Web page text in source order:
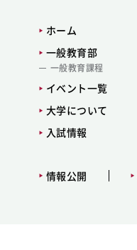
ホーム
一般教育部
一般教育課程
イベント一覧
大学について
入試情報
情報公開